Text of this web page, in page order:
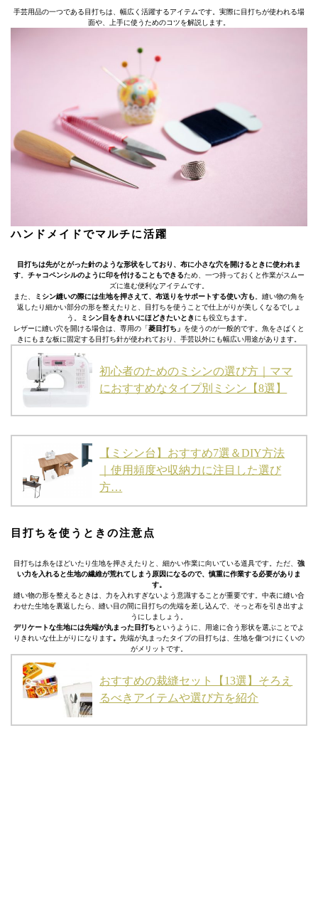
手芸用品の一つである目打ちは、幅広く活躍するアイテムです。実際に目打ちが使われる場
面や、上手に使うためのコツを解説します。
ハンドメイドでマルチに活躍
目打ちは先がとがった針のような形状をしており、布に小さな穴を開けるときに使われま
す
チャコペンシルのように印を付けることもできるため、一つ持っておくと作業がスムー
ズに進む便利なアイテムです。
また、
ミシン縫いの際には生地を押さえて、布送りをサポートする使い方も 。縫い物の角を
返したり細かい部分の形を整えたりと、目打ちを使うことで仕上がりが美しくなるでしょ
う。
ミシン目をきれいにほどきたいときにも役立ちます。
レザーに縫い穴を開ける場合は、専用の「菱目打ち」 を使うのが一般的です。魚をさばくと
きにもまな板に固定する目打ち針が使われており、手芸以外にも幅広い用途があります。
初心者のためのミシンの選び方｜ママ
におすすめなタイプ別ミシン【8選】
【ミシン台】おすすめ7選＆DIY方法
｜使用頻度や収納力に注目した選び
方…
目打ちを使うときの注意点
目打ちは糸をほどいたり生地を押さえたりと、細かい作業に向いている道具です。ただ、 強
い力を入れると生地の繊維が荒れてしまう原因になるので、慎重に作業する必要がありま
す。
縫い物の形を整えるときは、力を入れすぎないよう意識することが重要です。中表に縫い合
わせた生地を裏返したら、縫い目の間に目打ちの先端を差し込んで、そっと布を引き出すよ
うにしましょう。
デリケートな生地には先端が丸まった目打ち というように、用途に合う形状を選ぶことでよ
りきれいな仕上がりになります。 先端が丸まったタイプの目打ちは、生地を傷つけにくいの
がメリットです。
おすすめの裁縫セット【13選】そろえ
るべきアイテムや選び方を紹介